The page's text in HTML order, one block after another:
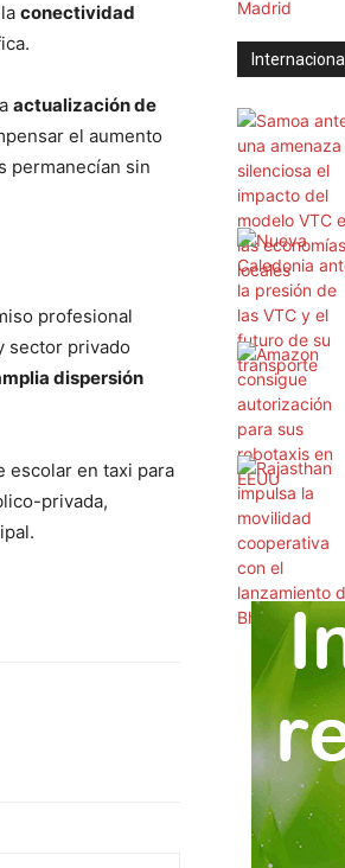
conectividad
actualización de
el aumento
permanecían sin
profesional
sector privado
dispersión
escolar en taxi para
privada,
Internacional